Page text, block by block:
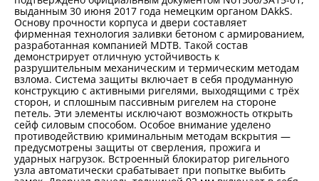
выданным 30 июня 2017 года немецким органом DAkkS.
Основу прочности корпуса и двери составляет
фирменная технология заливки бетоном с армированием,
разработанная компанией MDTB. Такой состав
демонстрирует отличную устойчивость к
разрушительным механическим и термическим методам
взлома. Система защиты включает в себя продуманную
конструкцию с активными ригелями, выходящими с трёх
сторон, и сплошным пассивным ригелем на стороне
петель. Эти элементы исключают возможность открыть
сейф силовым способом. Особое внимание уделено
противодействию криминальным методам вскрытия —
предусмотрены защиты от сверления, прожига и
ударных нагрузок. Встроенный блокиратор ригельного
узла автоматически срабатывает при попытке выбить